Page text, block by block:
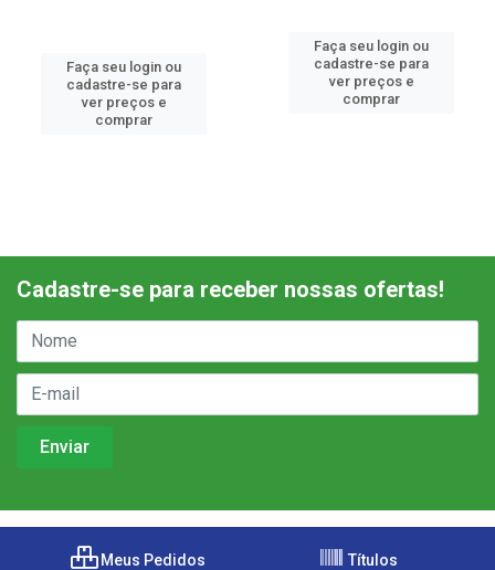
Faça seu login ou
cadastre-se para
ver preços e
comprar
Faça seu login ou
cadastre-se para
ver preços e
comprar
Cadastre-se para receber nossas ofertas!
Meus Pedidos Títulos